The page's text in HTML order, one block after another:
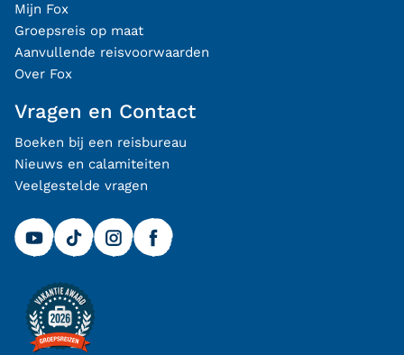
Mijn Fox
Groepsreis op maat
Aanvullende reisvoorwaarden
Over Fox
Vragen en Contact
Boeken bij een reisbureau
Nieuws en calamiteiten
Veelgestelde vragen